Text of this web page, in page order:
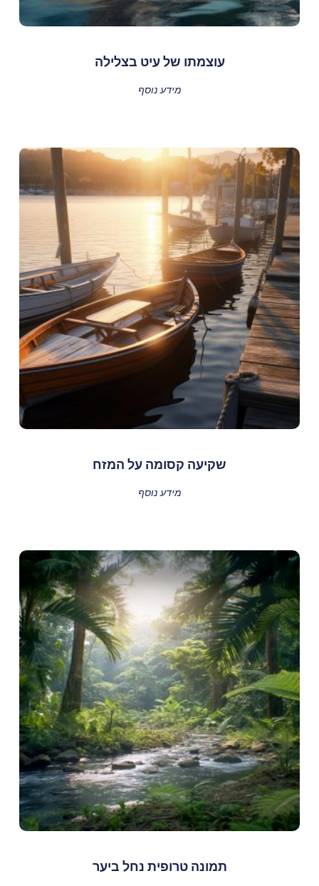
עוצמתו של עיט בצלילה
מידע נוסף
שקיעה קסומה על המזח
מידע נוסף
תמונה טרופית נחל ביער